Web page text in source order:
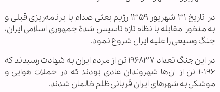
در تاریخ ۳۱ شهريور ۱۳۵۹ رژيم بعثی صدام با برنامه‌ریزی قبلی و
به منظور مقابله با نظام تازه تاسیس شدۀ جمهوری اسلامی ایران،
جنگ وسیعی را عليه ايران شروع نمود.
در این جنگ تعداد ۱۹۶۸۳۷ تن از مردم ایران به شهادت رسیدند که
۱۰۱۹۶ تن از آن‌ها شهروندان عادی بودند که در حملات هوایی و
موشکی به شهر‌های ایران قربانی ظلم ظالمان شدند.